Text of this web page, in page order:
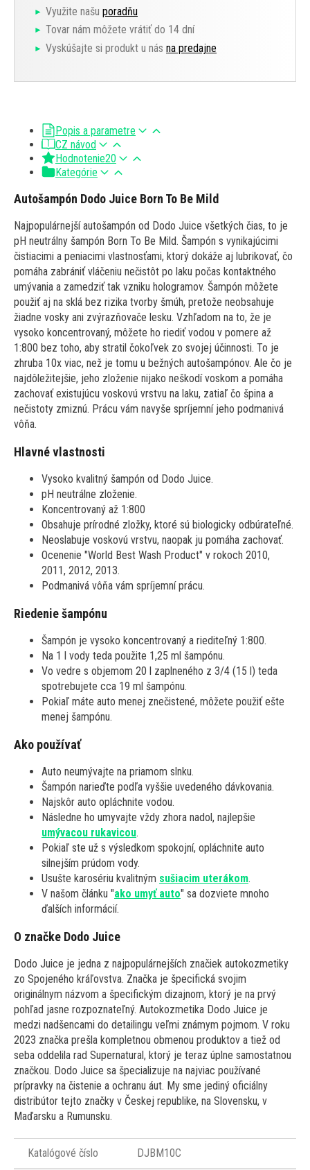
Využite našu poradňu
Tovar nám môžete vrátiť do 14 dní
Vyskúšajte si produkt u nás na predajne
Popis a parametre
CZ návod
Hodnotenie20
Kategórie
Autošampón Dodo Juice Born To Be Mild
Najpopulárnejší autošampón od Dodo Juice všetkých čias, to je
pH neutrálny šampón Born To Be Mild. Šampón s vynikajúcimi
čistiacimi a peniacimi vlastnosťami, ktorý dokáže aj lubrikovať, čo
pomáha zabrániť vláčeniu nečistôt po laku počas kontaktného
umývania a zamedziť tak vzniku hologramov. Šampón môžete
použiť aj na sklá bez rizika tvorby šmúh, pretože neobsahuje
žiadne vosky ani zvýrazňovače lesku. Vzhľadom na to, že je
vysoko koncentrovaný, môžete ho riediť vodou v pomere až
1:800 bez toho, aby stratil čokoľvek zo svojej účinnosti. To je
zhruba 10x viac, než je tomu u bežných autošampónov. Ale čo je
najdôležitejšie, jeho zloženie nijako neškodí voskom a pomáha
zachovať existujúcu voskovú vrstvu na laku, zatiaľ čo špina a
nečistoty zmiznú. Prácu vám navyše spríjemní jeho podmanivá
vôňa.
Hlavné vlastnosti
Vysoko kvalitný šampón od Dodo Juice.
pH neutrálne zloženie.
Koncentrovaný až 1:800
Obsahuje prírodné zložky, ktoré sú biologicky odbúrateľné.
Neoslabuje voskovú vrstvu, naopak ju pomáha zachovať.
Ocenenie "World Best Wash Product" v rokoch 2010,
2011, 2012, 2013.
Podmanivá vôňa vám spríjemní prácu.
Riedenie šampónu
Šampón je vysoko koncentrovaný a riediteľný 1:800.
Na 1 l vody teda použite 1,25 ml šampónu.
Vo vedre s objemom 20 l zaplneného z 3/4 (15 l) teda
spotrebujete cca 19 ml šampónu.
Pokiaľ máte auto menej znečistené, môžete použiť ešte
menej šampónu.
Ako používať
Auto neumývajte na priamom slnku.
Šampón narieďte podľa vyššie uvedeného dávkovania.
Najskôr auto opláchnite vodou.
Následne ho umyvajte vždy zhora nadol, najlepšie
umývacou rukavicou.
Pokiaľ ste už s výsledkom spokojní, opláchnite auto
silnejším prúdom vody.
Usušte karosériu kvalitným sušiacim uterákom.
V našom článku "ako umyť auto" sa dozviete mnoho
ďalších informácií.
O značke Dodo Juice
Dodo Juice je jedna z najpopulárnejších značiek autokozmetiky
zo Spojeného kráľovstva. Značka je špecifická svojim
originálnym názvom a špecifickým dizajnom, ktorý je na prvý
pohľad jasne rozpoznateľný. Autokozmetika Dodo Juice je
medzi nadšencami do detailingu veľmi známym pojmom. V roku
2023 značka prešla kompletnou obmenou produktov a tiež od
seba oddelila rad Supernatural, ktorý je teraz úplne samostatnou
značkou. Dodo Juice sa špecializuje na najviac používané
prípravky na čistenie a ochranu áut. My sme jediný oficiálny
distribútor tejto značky v Českej republike, na Slovensku, v
Maďarsku a Rumunsku.
Katalógové číslo DJBM10C